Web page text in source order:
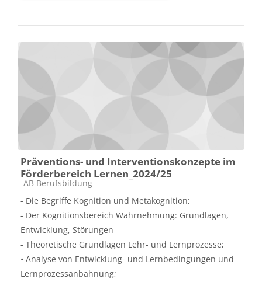
Präventions- und Interventionskonzepte im
Förderbereich Lernen_2024/25
Kategorija predmeta
AB Berufsbildung
- Die Begriffe Kognition und Metakognition;
- Der Kognitionsbereich Wahrnehmung: Grundlagen,
Entwicklung, Störungen
- Theoretische Grundlagen Lehr- und Lernprozesse;
• Analyse von Entwicklung- und Lernbedingungen und
Lernprozessanbahnung;